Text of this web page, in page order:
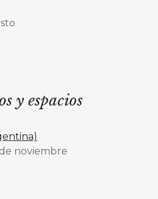
y espacios
noviembre